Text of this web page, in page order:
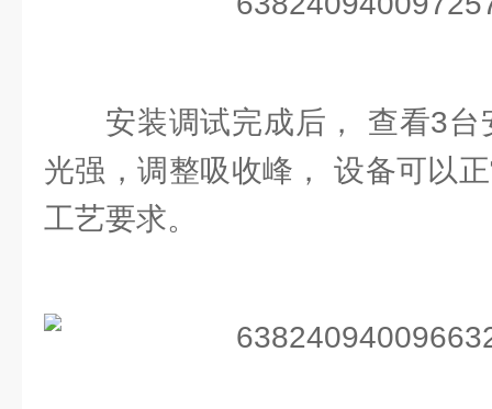
安装调试完成后， 查看3
光强，调整吸收峰， 设备可以
工艺要求。